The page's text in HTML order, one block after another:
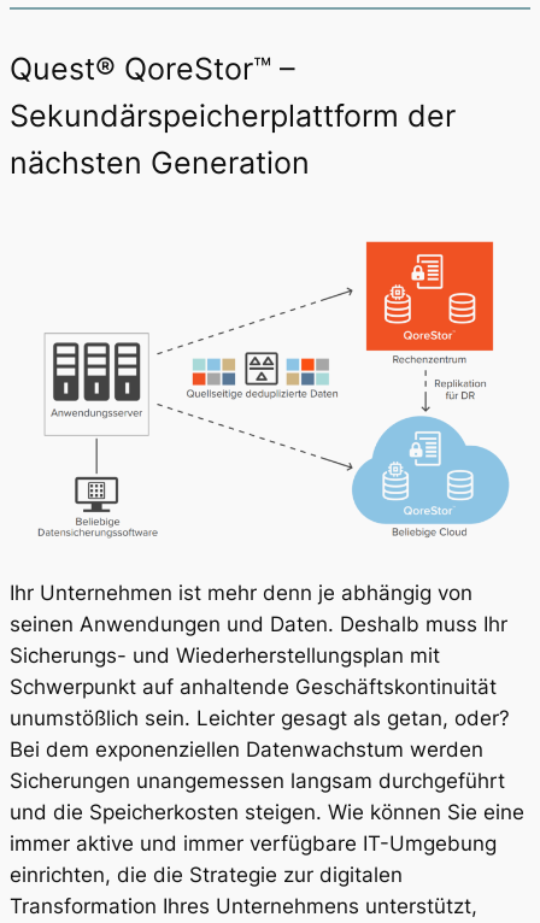
Quest® QoreStor™ –
Sekundärspeicherplattform der
nächsten Generation
Ihr Unternehmen ist mehr denn je abhängig von
seinen Anwendungen und Daten. Deshalb muss Ihr
Sicherungs- und Wiederherstellungsplan mit
Schwerpunkt auf anhaltende Geschäftskontinuität
unumstößlich sein. Leichter gesagt als getan, oder?
Bei dem exponenziellen Datenwachstum werden
Sicherungen unangemessen langsam durchgeführt
und die Speicherkosten steigen. Wie können Sie eine
immer aktive und immer verfügbare IT-Umgebung
einrichten, die die Strategie zur digitalen
Transformation Ihres Unternehmens unterstützt,